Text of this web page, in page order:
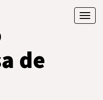
de